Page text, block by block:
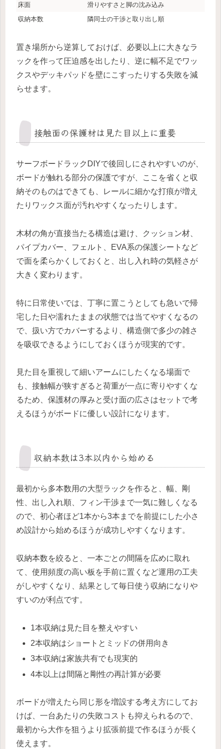
床面
滑りやすさと脚の沈み込み
収納本数
隣同士の干渉と取り出し順
置き場所から逆算しておけば、必要以上に大きなラ
ックを作って圧迫感を出したり、逆に幅不足でワッ
クスやデッキパッドを壁にこすったりする失敗を減
らせます。
接触面の保護材は見た目以上に重要
サーフボードラックDIYで後回しにされやすいのが、
ボードが触れる部分の保護ですが、ここを省くと収
納そのものはできても、レールに細かな打痕が増え
たりワックス面が汚れやすくなったりします。
木材の角が直接当たる構造は避け、クッション材、
パイプカバー、フェルト、EVA系の保護シートなど
で面を柔らかくしておくと、出し入れ時の気軽さが
大きく変わります。
特に日常使いでは、丁寧に置こうとしても急いで帰
宅した日や濡れたままの状態では当てやすくなるの
で、扱い方でカバーするより、構造側で多少の雑さ
を吸収できるようにしておくほうが現実的です。
見た目を重視して細いアームにしたくなる場面で
も、接触幅が狭すぎると荷重が一点に寄りやすくな
るため、保護材の厚みと受け面の広さはセットで考
えるほうがボードに優しい設計になります。
収納本数は3本以内から始める
最初から多本数用の大型ラックを作ると、幅、剛
性、出し入れ順、フィン干渉まで一気に難しくなる
ので、初心者ほど1本から3本までを前提にした小さ
め設計から始めるほうが成功しやすくなります。
収納本数を絞ると、一本ごとの間隔を広めに取れ
て、使用頻度の高い板を手前に置くなど運用の工夫
がしやすくなり、結果として毎日使う収納になりや
すいのが利点です。
1本収納は見た目を整えやすい
2本収納はショートとミッドの併用向き
3本収納は家族共有でも現実的
4本以上は間隔と剛性の再計算が必要
ボードが増えたら同じ形を増設する考え方にしてお
けば、一台あたりの失敗コストも抑えられるので、
最初から大作を狙うより拡張前提で作るほうが長く
使えます。